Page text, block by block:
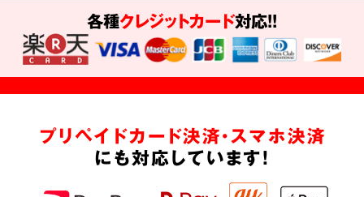
各種クレジットカード対応!!
プリペイドカード決済・スマホ決済
にも対応しています!